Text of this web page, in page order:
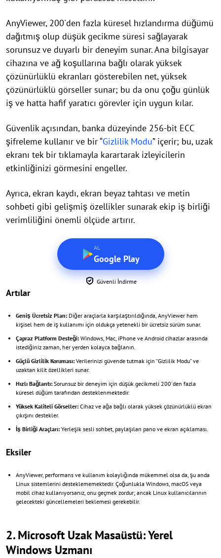
AnyViewer, 200'den fazla küresel hızlandırma düğümü
dağıtmış olup düşük gecikme süresi sağlayarak
sorunsuz ve duyarlı bir deneyim sunar. Ana bilgisayar
cihazına ve ağ koşullarına bağlı olarak yüksek
çözünürlüklü ekranları gösterebilen net, yüksek
çözünürlüklü görseller sunar; bu da onu çoğu günlük
iş ve hatta hafif yaratıcı görevler için uygun kılar.
Güvenlik açısından, banka düzeyinde 256-bit ECC
şifreleme kullanır ve bir “Gizlilik Modu” içerir; bu, uzak
ekranı tek bir tıklamayla karartarak izleyicilerin
etkinliğinizi görmesini engeller.
Ayrıca, ekran kaydı, ekran beyaz tahtası ve metin
sohbeti gibi gelişmiş özellikler sunarak ekip iş birliği
verimliliğini önemli ölçüde artırır.
AL
Google Play
Güvenli İndirme
Artılar
Geniş Ücretsiz Plan: Diğer araçlarla karşılaştırıldığında, AnyViewer hem
kişisel hem de iş kullanımı için oldukça yetenekli bir ücretsiz sürüm sunar.
Çapraz Platform Desteği: Windows, Mac, iPhone ve Android cihazlar arasında
istediğiniz zaman, her yerden kolayca bağlanın.
Güçlü Gizlilik Koruması: Verilerinizi güvende tutmak için “Gizlilik Modu” ve
uzaktan kilit özellikleri sunar.
Hızlı Bağlantı: Sorunsuz bir deneyim için düşük gecikmeli 200'den fazla
küresel düğüm tarafından desteklenmektedir.
Yüksek Kaliteli Görseller: Cihaz ve ağa bağlı olarak yüksek çözünürlüklü ekran
çıkışını destekler.
İş Birliği Araçları: Yerleşik sesli sohbet, paylaşılan pano ve ekran açıklaması.
Eksiler
AnyViewer, performans ve kullanım kolaylığında mükemmel olsa da, şu anda
Linux sistemlerini desteklememektedir. Çoğunlukla Windows, macOS veya
mobil cihaz kullanıyorsanız, onu geçmek zordur; ancak Linux kullanıcılarının
gelecekteki güncellemeleri beklemesi gerekebilir.
2. Microsoft Uzak Masaüstü: Yerel
Windows Uzmanı